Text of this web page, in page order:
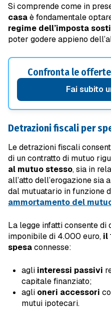
Si comprende come in
casaè fondamentale
regime dell’imposta
poter godere appieno
Confronta le
Fai subito
Detrazioni fiscali per
Le detrazioni fiscali
di un contratto di mutuo
al mutuo stesso, sia in
all’atto dell’erogazione sia
dal mutuatario in funzione
ammortamento del
La legge infatti consente di
imponibile di 4.000 euro, il
spesaconnesse:
agli interessi passivi
capitale finanziato;
agli oneri accessori
mutui ipotecari.